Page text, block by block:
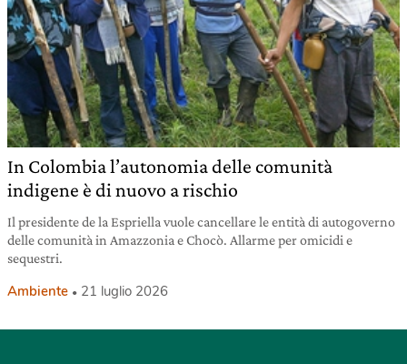
In Colombia l’autonomia delle comunità
indigene è di nuovo a rischio
Il presidente de la Espriella vuole cancellare le entità di autogoverno
delle comunità in Amazzonia e Chocò. Allarme per omicidi e
sequestri.
Ambiente 21 luglio 2026